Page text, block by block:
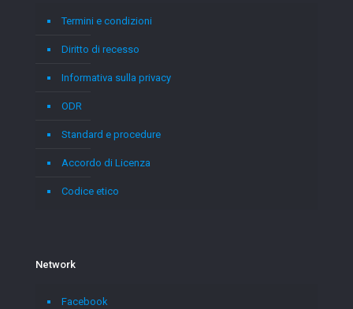
Termini e condizioni
Diritto di recesso
Informativa sulla privacy
ODR
Standard e procedure
Accordo di Licenza
Codice etico
Network
Facebook